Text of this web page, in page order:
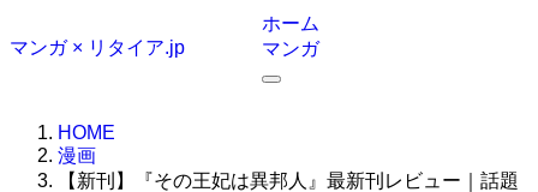
マンガ × リタイア.jp
ホーム
マンガ
HOME
漫画
【新刊】『その王妃は異邦人』最新刊レビュー｜話題